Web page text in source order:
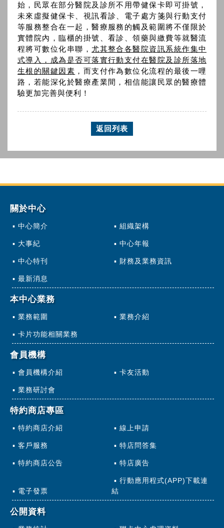
始，民眾在部分醫院及診所不用帶健保卡即可掛號，
未來虛擬健保卡、視訊看診、電子處方箋與行動支付
等服務整合在一起，醫療服務的觸及範圍將不僅限於
實體院內，臨櫃的掛號、看診、領藥與繳費等就醫流
程將可數位化串聯， 尤其整合各醫院資訊系統作集中
式導入，成為是否可落實行動支付在醫院及診所落地
生根的關鍵因素 ，而支付作為數位化流程的最後一哩
路，若能深化於醫療產業間，相信能讓民眾的醫療體
驗更加完善與便利！
返回列表
關於中心
中心簡介 組織架構
大事紀 中心年報
中心特刊 財務及業務資訊
最新消息
本中心業務
業務範圍 業務介紹
卡片功能相關業務
會員機構
會員機構介紹 卡友活動
業務研討會
特約商店專區
特約商店介紹 線上申請
客戶服務 特店問答集
特約商店公告 特店廣告
電子發票
行動應用程式(APP)下載連
結
公開資料